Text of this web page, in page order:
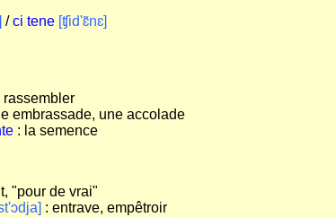
/ci tene [ʧid'ɛ̃nɛ]
embrassade, une accolade
: la semence
"pour de vrai"
: entrave, empêtroir